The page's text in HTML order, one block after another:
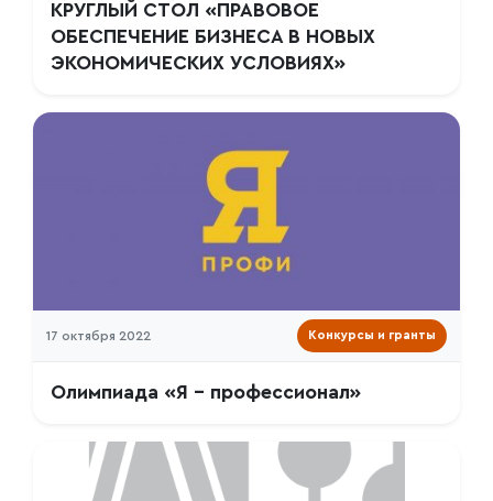
КРУГЛЫЙ СТОЛ «ПРАВОВОЕ
ОБЕСПЕЧЕНИЕ БИЗНЕСА В НОВЫХ
ЭКОНОМИЧЕСКИХ УСЛОВИЯХ»
17 октября 2022 Конкурсы и гранты
Олимпиада «Я - профессионал»